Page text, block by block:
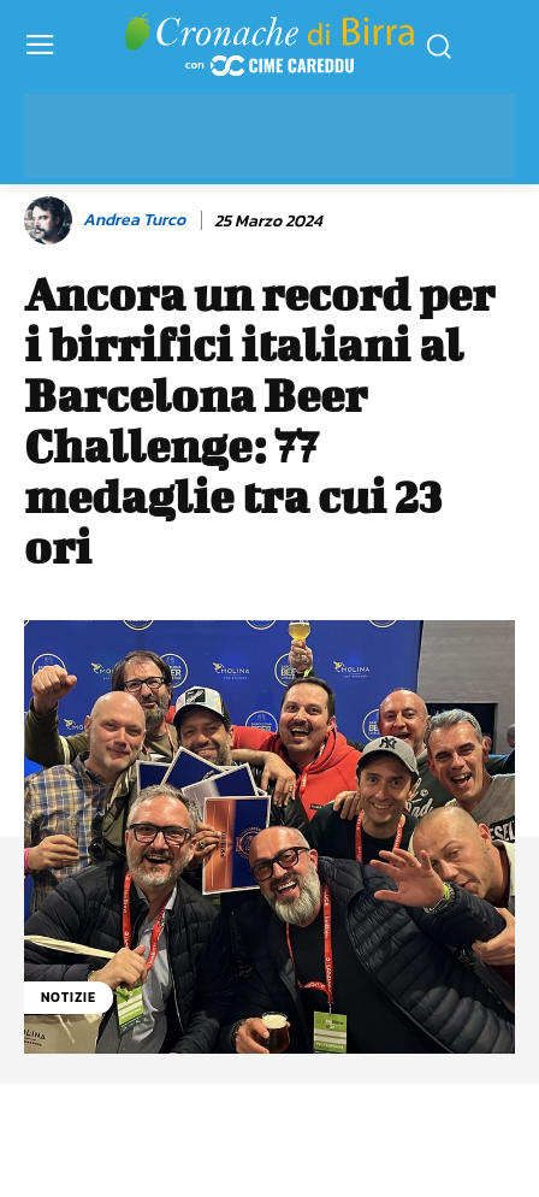
Andrea Turco 25 Marzo 2024
Ancora un record per
i birrifici italiani al
Barcelona Beer
Challenge: 77
medaglie tra cui 23
ori
NOTIZIE